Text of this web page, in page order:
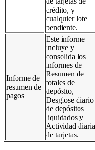
crédito, y
cualquier lote
pendiente.
Informe de
resumen de
pagos
Este informe
incluye y
consolida los
informes de
Resumen de
totales de
depósito,
Desglose diario
de depósitos
liquidados y
Actividad diaria
de tarjetas.